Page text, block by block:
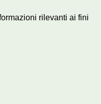
rilevanti ai fini